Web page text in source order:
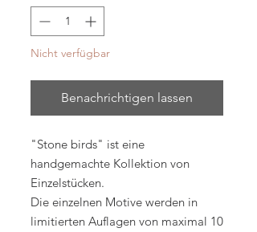
Nicht verfügbar
Benachrichtigen lassen
"Stone birds" ist eine
handgemachte Kollektion von
Einzelstücken.
Die einzelnen Motive werden in
limitierten Auflagen von maximal 10